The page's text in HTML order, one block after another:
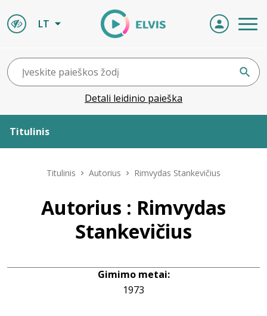
LT
Detali leidinio paieška
Titulinis
Leidiniai
ELVIS atvyksta
Naujienos
Titulinis Autorius Rimvydas Stankevičius
Autorius : Rimvydas
Stankevičius
Gimimo metai:
1973